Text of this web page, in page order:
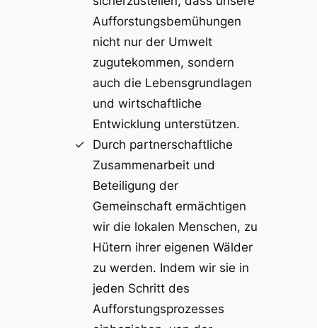
Aufforstungsbemühungen
nicht nur der Umwelt
zugutekommen, sondern
auch die Lebensgrundlagen
und wirtschaftliche
Entwicklung unterstützen.
Durch partnerschaftliche
Zusammenarbeit und
Beteiligung der
Gemeinschaft ermächtigen
wir die lokalen Menschen, zu
Hütern ihrer eigenen Wälder
zu werden. Indem wir sie in
jeden Schritt des
Aufforstungsprozesses